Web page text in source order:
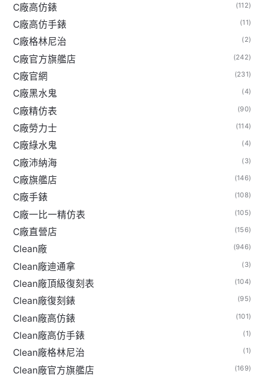
C廠高仿錶 (112)
C廠高仿手錶 (11)
C廠格林尼治 (2)
C廠官方旗艦店 (242)
C廠官網 (231)
C廠黑水鬼 (4)
C廠精仿表 (90)
C廠勞力士 (114)
C廠綠水鬼 (4)
C廠沛納海 (3)
C廠旗艦店 (146)
C廠手錶 (108)
C廠一比一精仿表 (105)
C廠直營店 (156)
Clean廠 (946)
Clean廠迪通拿 (3)
Clean廠頂級復刻表 (104)
Clean廠復刻錶 (95)
Clean廠高仿錶 (101)
Clean廠高仿手錶 (1)
Clean廠格林尼治 (1)
Clean廠官方旗艦店 (169)